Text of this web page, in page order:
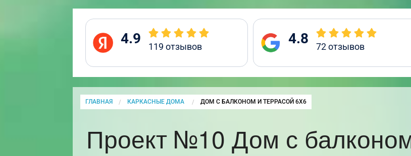
4.9 119 отзывов 4.8 72отзывов
ГЛАВНАЯ КАРКАСНЫЕ ДОМА CURRENT:
ДОМ С БАЛКОНОМ И ТЕРРАСОЙ 6Х6
Проект №10 Дом с